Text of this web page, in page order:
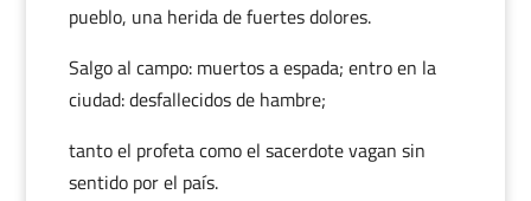
pueblo, una herida de fuertes dolores.
Salgo al campo: muertos a espada; entro en la
ciudad: desfallecidos de hambre;
tanto el profeta como el sacerdote vagan sin
sentido por el país.